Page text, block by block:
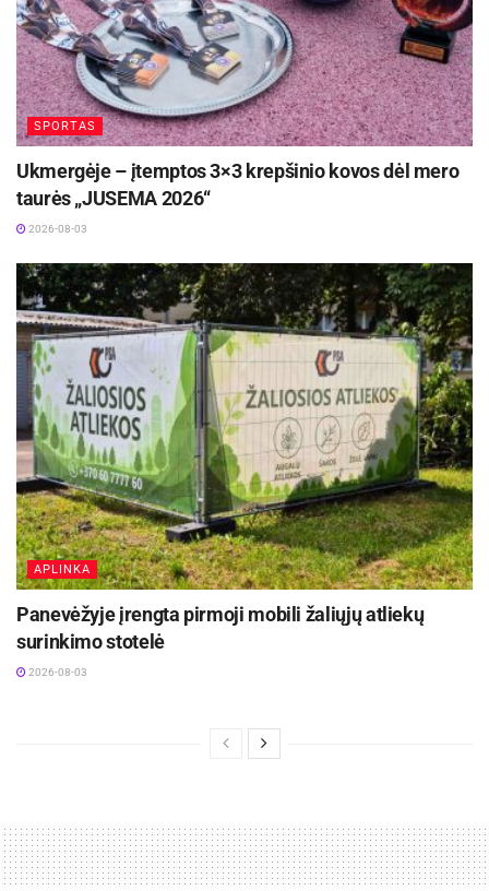
SPORTAS
Ukmergėje – įtemptos 3×3 krepšinio kovos dėl mero
taurės „JUSEMA 2026“
2026-08-03
APLINKA
Panevėžyje įrengta pirmoji mobili žaliųjų atliekų
surinkimo stotelė
2026-08-03